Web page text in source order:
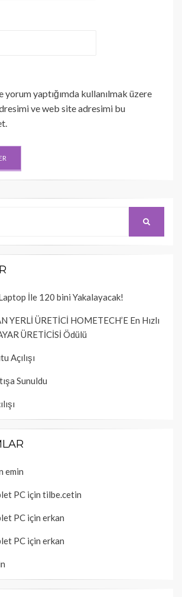
yorum yaptığımda kullanılmak üzere
ve web site adresimi bu
İle 120 bini Yakalayacak!
YERLİ ÜRETİCİ HOMETECH’E En Hızlı
ÜRETİCİSİ Ödülü
Açılışı
Sunuldu
emin
PC için tilbe.cetin
PC için erkan
PC için erkan